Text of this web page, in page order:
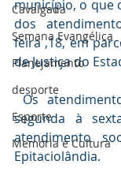
Cavalgada
Semana Evangélica
Planejamento
desporte
Esporte
Memória e Cultura
município, o que
dos
feira ,18, em
de Justiça do
Os atendimentos acontecerão de
segunda à
atendimento
Epitaciolândia.